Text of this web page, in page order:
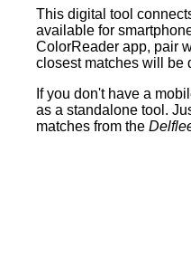
This digital tool
available for
ColorReader app, pair
closest matches will be
If you don't have a
as a standalone tool.
matches from the